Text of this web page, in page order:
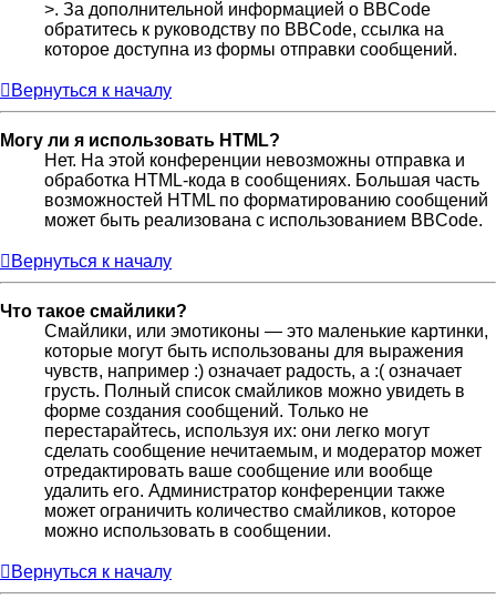
>. За дополнительной информацией о BBCode
обратитесь к руководству по BBCode, ссылка на
которое доступна из формы отправки сообщений.
Вернуться к началу
Могу ли я использовать HTML?
Нет. На этой конференции невозможны отправка и
обработка HTML-кода в сообщениях. Большая часть
возможностей HTML по форматированию сообщений
может быть реализована с использованием BBCode.
Вернуться к началу
Что такое смайлики?
Смайлики, или эмотиконы — это маленькие картинки,
которые могут быть использованы для выражения
чувств, например :) означает радость, а :( означает
грусть. Полный список смайликов можно увидеть в
форме создания сообщений. Только не
перестарайтесь, используя их: они легко могут
сделать сообщение нечитаемым, и модератор может
отредактировать ваше сообщение или вообще
удалить его. Администратор конференции также
может ограничить количество смайликов, которое
можно использовать в сообщении.
Вернуться к началу